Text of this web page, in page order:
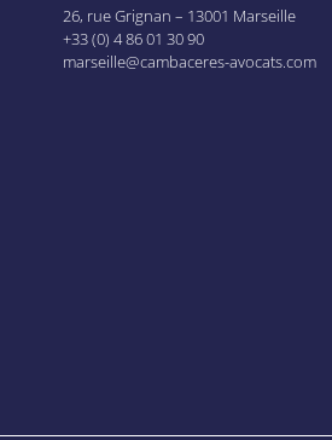
26, rue Grignan – 13001 Marseille
+33 (0) 4 86 01 30 90
marseille@cambaceres-avocats.com